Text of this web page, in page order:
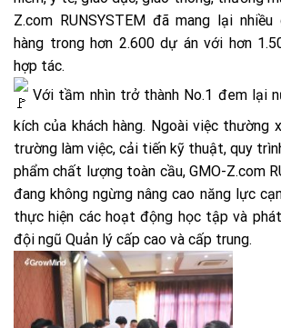
Z.com RUNSYSTEMđã mang lại nhiều
hàng trong hơn 2.600 dự án với hơn
hợp tác.
Với tầm nhìn trở thành No.1 đem lại
kích của khách hàng. Ngoài việc thường
trường làm việc, cải tiến kỹ thuật, quy
phẩm chất lượng toàn cầu, GMO-Z.com
đang không ngừng nâng cao năng lực
thực hiện các hoạt động học tập và
đội ngũ Quản lý cấp cao và cấp trung.